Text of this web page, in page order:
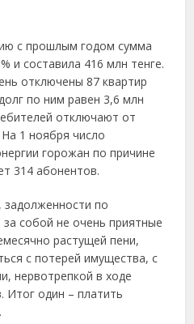
с прошлым годом сумма
и составила 416 млн тенге.
отключены 87 квартир
по ним равен 3,6 млн
отключают от
1 ноября число
горожан по причине
314 абонентов.
задолженности по
за собой не очень приятные
растущей пени,
с потерей имущества, с
нервотрепкой в ходе
Итог один – платить